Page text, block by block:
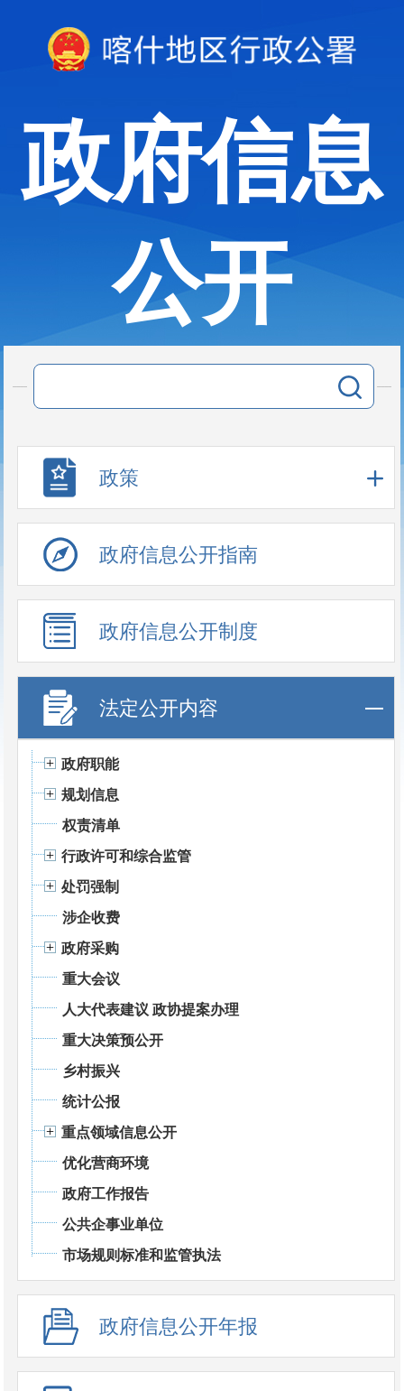
政府信息
公开
政策
政府信息公开指南
政府信息公开制度
法定公开内容
政府职能
规划信息
权责清单
行政许可和综合监管
处罚强制
涉企收费
政府采购
重大会议
人大代表建议 政协提案办理
重大决策预公开
乡村振兴
统计公报
重点领域信息公开
优化营商环境
政府工作报告
公共企事业单位
市场规则标准和监管执法
政府信息公开年报